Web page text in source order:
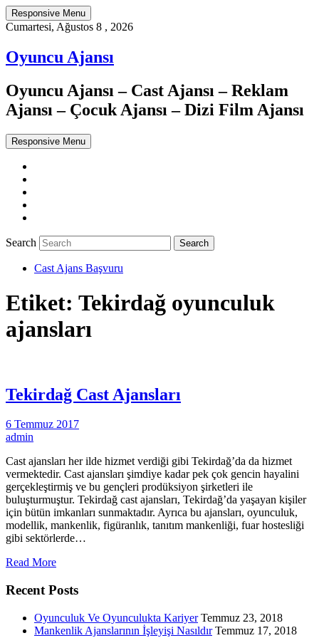
Responsive Menu
Cumartesi, Ağustos 8 , 2026
Oyuncu Ajansı
Oyuncu Ajansı – Cast Ajansı – Reklam
Ajansı – Çocuk Ajansı – Dizi Film Ajansı
Responsive Menu
Search
Cast Ajans Başvuru
Etiket: Tekirdağ oyunculuk
ajansları
Tekirdağ Cast Ajansları
6 Temmuz 2017
admin
Cast ajansları her ilde hizmet verdiği gibi Tekirdağ’da da hizmet
vermektedir. Cast ajansları şimdiye kadar pek çok gencin hayalini
gerçekleştirmiş ve bu gençleri prodüksiyon şirketleri ile
buluşturmuştur. Tekirdağ cast ajansları, Tekirdağ’da yaşayan kişiler
için bütün imkanları sunmaktadır. Ayrıca bu ajansları, oyunculuk,
modellik, mankenlik, figüranlık, tanıtım mankenliği, fuar hostesliği
gibi sektörlerde…
Read More
Recent Posts
Oyunculuk Ve Oyunculukta Kariyer Temmuz 23, 2018
Mankenlik Ajanslarının İşleyişi Nasıldır Temmuz 17, 2018